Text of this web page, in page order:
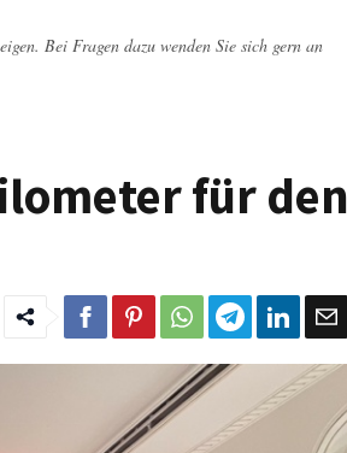
Bei Fragen dazu wenden Sie sich gern an
für den